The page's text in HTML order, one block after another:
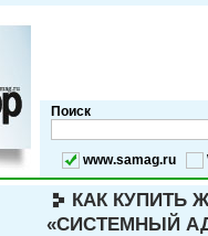
Поиск
www.samag.ru
КАК КУПИТЬ
«СИСТЕМНЫЙ